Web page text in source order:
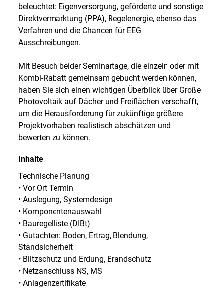
beleuchtet: Eigenversorgung, geförderte und sonstige
Direktvermarktung (PPA), Regelenergie, ebenso das
Verfahren und die Chancen für EEG
Ausschreibungen.
Mit Besuch beider Seminartage, die einzeln oder mit
Kombi-Rabatt gemeinsam gebucht werden können,
haben Sie sich einen wichtigen Überblick über Große
Photovoltaik auf Dächer und Freiflächen verschafft,
um die Herausforderung für zukünftige größere
Projektvorhaben realistisch abschätzen und
bewerten zu können.
Inhalte
Technische Planung
• Vor Ort Termin
• Auslegung, Systemdesign
• Komponentenauswahl
• Bauregelliste (DIBt)
• Gutachten: Boden, Ertrag, Blendung,
Standsicherheit
• Blitzschutz und Erdung, Brandschutz
• Netzanschluss NS, MS
• Anlagenzertifikate